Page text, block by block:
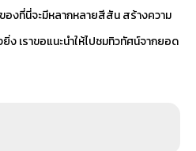
องที่นี่จะมีหลากหลายสีสัน สร้างความ
ง เราขอแนะนำให้ไปชมทิวทัศน์จากยอด